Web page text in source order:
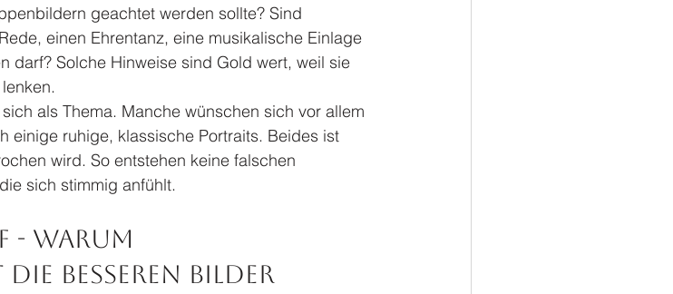
geachtet werden sollte? Sind
einen Ehrentanz, eine musikalische Einlage
darf? Solche Hinweise sind Gold wert, weil sie
als Thema. Manche wünschen sich vor allem
einige ruhige, klassische Portraits. Beides ist
wird. So entstehen keine falschen
sich stimmig anfühlt.
warum
besseren Bilder